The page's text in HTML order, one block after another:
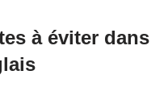
à éviter dans